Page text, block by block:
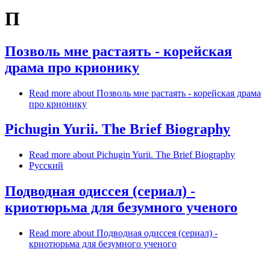
П
Позволь мне растаять - корейская
драма про крионику
Read more about Позволь мне растаять - корейская драма
про крионику
Pichugin Yurii. The Brief Biography
Read more about Pichugin Yurii. The Brief Biography
Русский
Подводная одиссея (сериал) -
криотюрьма для безумного ученого
Read more about Подводная одиссея (сериал) -
криотюрьма для безумного ученого